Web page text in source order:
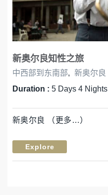
新奥尔良知性之旅
中西部到东南部, 新奥尔良
Duration : 5 Days 4 Nights
新奥尔良 （更多…）
Explore